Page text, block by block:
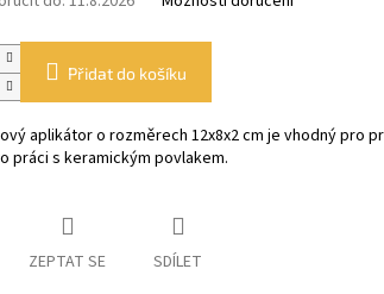
Přidat do košíku
aplikátor o rozměrech 12x8x2 cm je vhodný pro
práci s keramickým povlakem.
ZEPTAT SE SDÍLET